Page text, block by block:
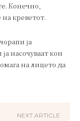
Конечно,
на креветот.
ја
насочуваат кон
на лицето да
NEXT ARTICLE